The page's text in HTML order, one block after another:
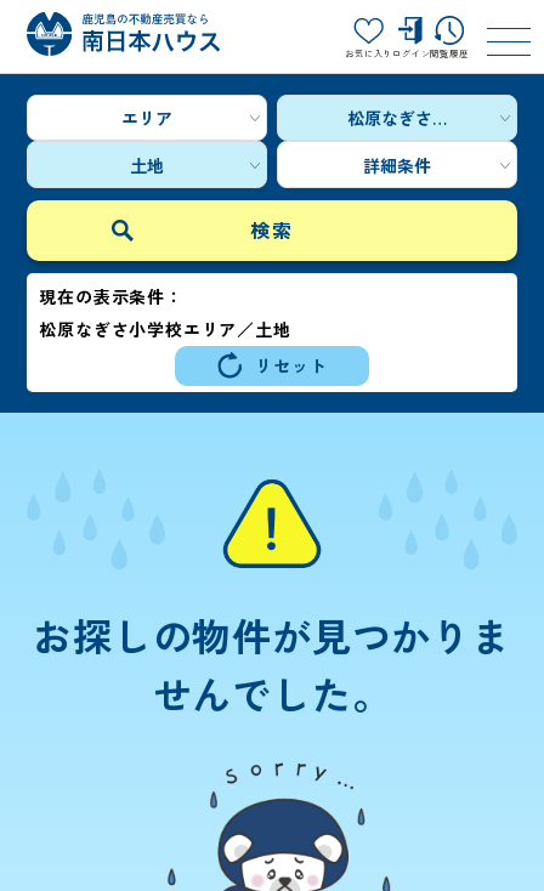
お気に入り ログイン閲覧履歴
エリア
松原なぎさ…
土地
詳細条件
現在の表示条件：
松原なぎさ小学校エリア／土地
リセット
お探しの物件が見つかりま
せんでした。